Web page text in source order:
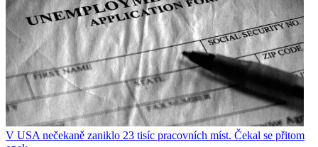
V USA nečekaně zaniklo 23 tisíc pracovních míst. Čekal se přitom